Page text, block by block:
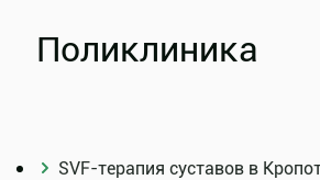
Поликлиника
SVF-терапия суставов в